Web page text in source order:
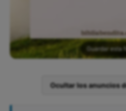
Guardar esta
Ocultar los anuncios